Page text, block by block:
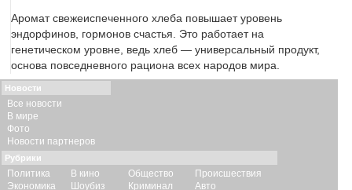
Аромат свежеиспеченного хлеба повышает уровень
эндорфинов, гормонов счастья. Это работает на
генетическом уровне, ведь хлеб — универсальный продукт,
основа повседневного рациона всех народов мира.
Новости
Все новости
В мире
Фото
Новости партнеров
Рубрики
Политика
Экономика
В кино
Шоубиз
Общество
Криминал
Происшествия
Авто